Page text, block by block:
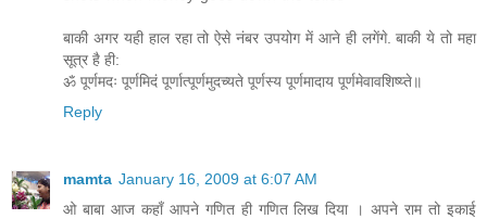
बाकी अगर यही हाल रहा तो ऐसे नंबर उपयोग में आने ही लगेंगे. बाकी ये तो महा
सूत्र है ही:
ॐ पूर्णमदः पूर्णमिदं पूर्णात्पूर्णमुदच्यते पूर्णस्य पूर्णमादाय पूर्णमेवावशिष्य्ते॥
Reply
mamta January 16, 2009 at 6:07 AM
ओ बाबा आज कहाँ आपने गणित ही गणित लिख दिया । अपने राम तो इकाई